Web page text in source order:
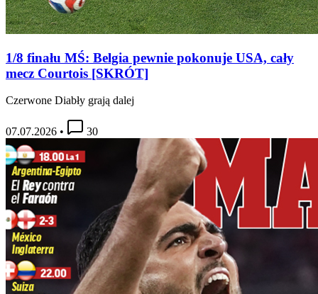
1/8 finału MŚ: Belgia pewnie pokonuje USA, cały
mecz Courtois [SKRÓT]
Czerwone Diabły grają dalej
07.07.2026 • 30